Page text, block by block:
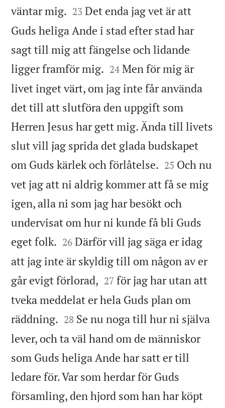
väntar mig. 

23 Det enda jag vet är att
Guds heliga Ande i stad efter stad har
sagt till mig att fängelse och lidande
ligger framför mig. 

24 Men för mig är
livet inget värt, om jag inte får använda
det till att slutföra den uppgift som
Herren Jesus har gett mig. Ända till livets
slut vill jag sprida det glada budskapet
om Guds kärlek och förlåtelse. 

25 Och nu
vet jag att ni aldrig kommer att få se mig
igen, alla ni som jag har besökt och
undervisat om hur ni kunde få bli Guds
eget folk. 

26 Därför vill jag säga er idag
att jag inte är skyldig till om någon av er
går evigt förlorad, 

27 för jag har utan att
tveka meddelat er hela Guds plan om
räddning. 

28 Se nu noga till hur ni själva
lever, och ta väl hand om de människor
som Guds heliga Ande har satt er till
ledare för. Var som herdar för Guds
församling, den hjord som han har köpt